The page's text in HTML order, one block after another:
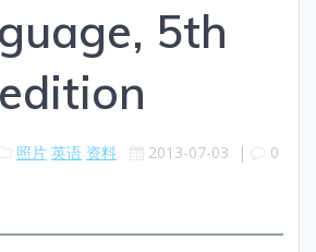
5th
edition
照片 英语 资料 2013-07-03 | 0